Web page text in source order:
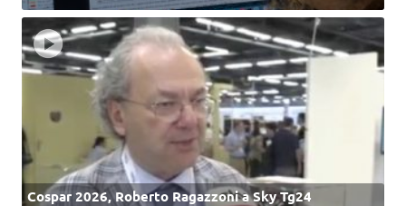
Cospar 2026, Roberto Ragazzoni a Sky Tg24